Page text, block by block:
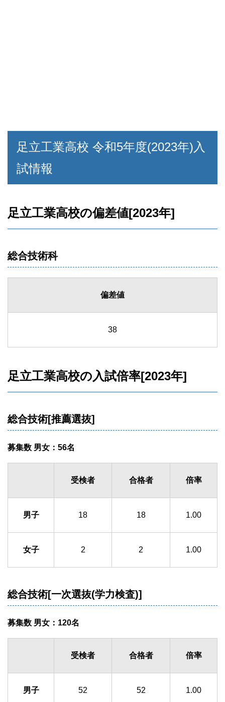
足立工業高校 令和5年度(2023年)入
試情報
足立工業高校の偏差値[2023年]
総合技術科
偏差値
38
足立工業高校の入試倍率[2023年]
総合技術[推薦選抜]
募集数 男女：56名
受検者 合格者 倍率
男子 18 18 1.00
女子 2 2 1.00
総合技術[一次選抜(学力検査)]
募集数 男女：120名
受検者 合格者 倍率
男子 52 52 1.00